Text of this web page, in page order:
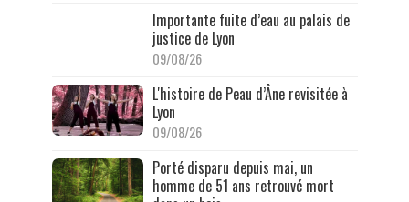
Importante fuite d’eau au palais de
justice de Lyon
09/08/26
L'histoire de Peau d’Âne revisitée à
Lyon
09/08/26
Porté disparu depuis mai, un
homme de 51 ans retrouvé mort